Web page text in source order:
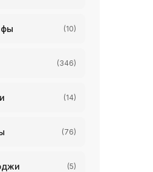
(10)
(346)
(14)
(76)
(5)